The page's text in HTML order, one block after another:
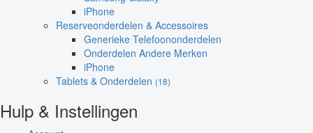
iPhone
Reserveonderdelen & Accessoires
Generieke Telefoononderdelen
Onderdelen Andere Merken
iPhone
Tablets & Onderdelen (18)
Hulp & Instellingen